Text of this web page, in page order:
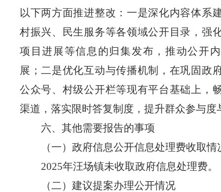
以下两方面推进整改：一是深化内容体系
村振兴、民生服务等各领域公开目录，强
项目进展等信息的归集发布，推动公开
展；二是优化互动与传播机制，在巩固政
公众号、 村级公开栏等现有平台基础上，
渠道，落实限时答复制度，提升群众参与度
六、其他需要报告的事项
（一）政府信息公开信息处理费收取情
2025年汪场镇未收取政府信息处理费。
（二） 建议提案办理公开情况